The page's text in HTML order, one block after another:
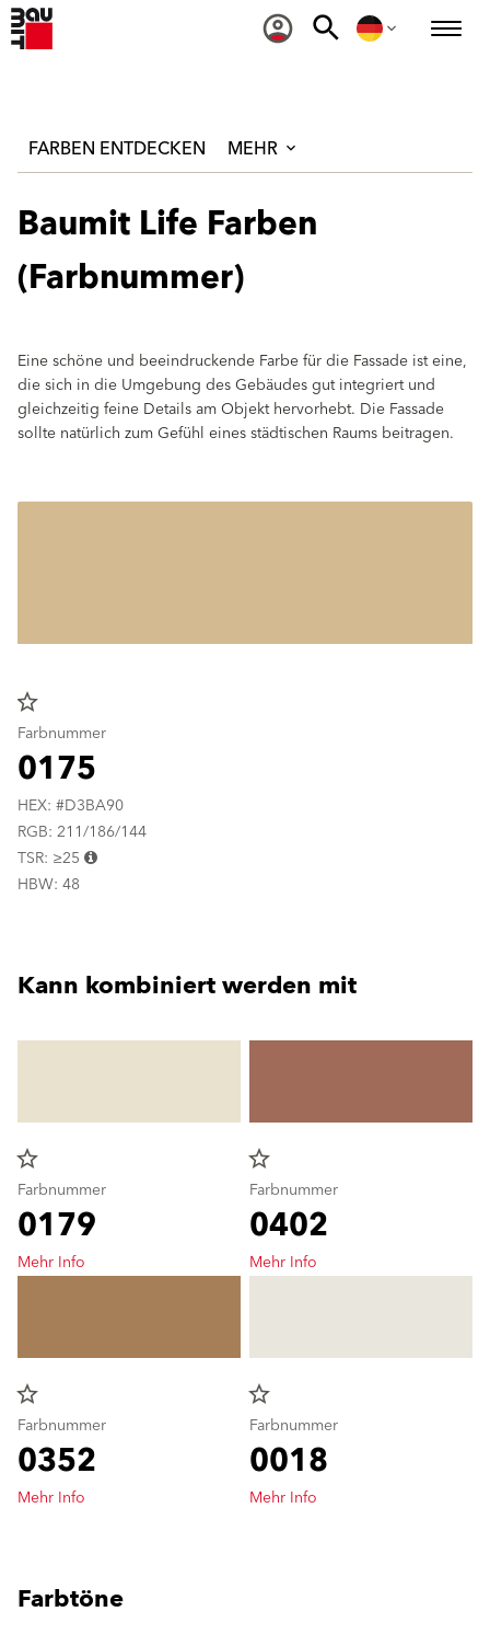
FARBEN ENTDECKEN MEHR
Baumit Life Farben
(Farbnummer)
Eine schöne und beeindruckende Farbe für die Fassade ist eine,
die sich in die Umgebung des Gebäudes gut integriert und
gleichzeitig feine Details am Objekt hervorhebt. Die Fassade
sollte natürlich zum Gefühl eines städtischen Raums beitragen.
star_border
Farbnummer
0175
HEX: #D3BA90
RGB: 211/186/144
TSR: ≥25
HBW: 48
Kann kombiniert werden mit
star_border
Farbnummer
0179
Mehr Info
star_border
Farbnummer
0352
Mehr Info
star_border
Farbnummer
0402
Mehr Info
star_border
Farbnummer
0018
Mehr Info
Farbtöne